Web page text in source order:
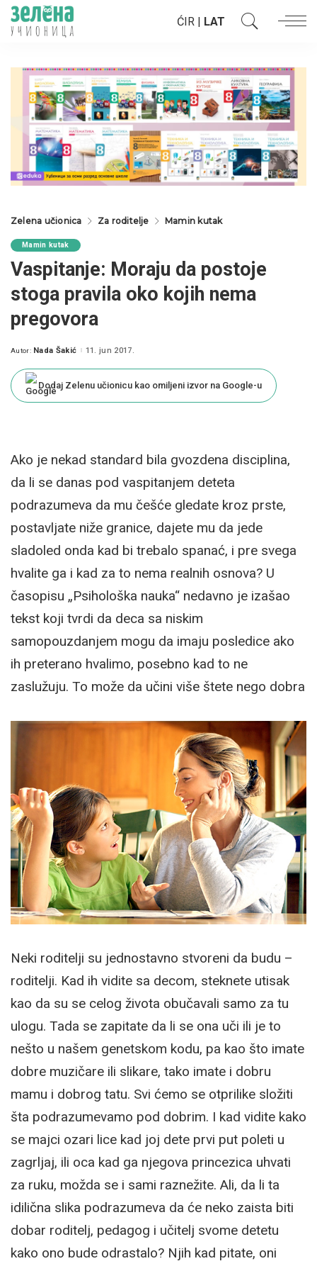
ĆIR | LAT
Zelena učionica Za roditelje Mamin kutak
Mamin kutak
Vaspitanje: Moraju da postoje
stoga pravila oko kojih nema
pregovora
Posted
Autor: Nada Šakić 11. jun 2017.
Dodaj Zelenu učionicu kao omiljeni izvor na Google-u
Ako je nekad standard bila gvozdena disciplina,
da li se danas pod vaspitanjem deteta
podrazumeva da mu češće gledate kroz prste,
postavljate niže granice, dajete mu da jede
sladoled onda kad bi trebalo spanać, i pre svega
hvalite ga i kad za to nema realnih osnova? U
časopisu „Psihološka nauka“ nedavno je izašao
tekst koji tvrdi da deca sa niskim
samopouzdanjem mogu da imaju posledice ako
ih preterano hvalimo, posebno kad to ne
zaslužuju. To može da učini više štete nego dobra
Neki roditelji su jednostavno stvoreni da budu –
roditelji. Kad ih vidite sa decom, steknete utisak
kao da su se celog života obučavali samo za tu
ulogu. Tada se zapitate da li se ona uči ili je to
nešto u našem genetskom kodu, pa kao što imate
dobre muzičare ili slikare, tako imate i dobru
mamu i dobrog tatu. Svi ćemo se otprilike složiti
šta podrazumevamo pod dobrim. I kad vidite kako
se majci ozari lice kad joj dete prvi put poleti u
zagrljaj, ili oca kad ga njegova princezica uhvati
za ruku, možda se i sami raznežite. Ali, da li ta
idilična slika podrazumeva da će neko zaista biti
dobar roditelj, pedagog i učitelj svome detetu
kako ono bude odrastalo? Njih kad pitate, oni